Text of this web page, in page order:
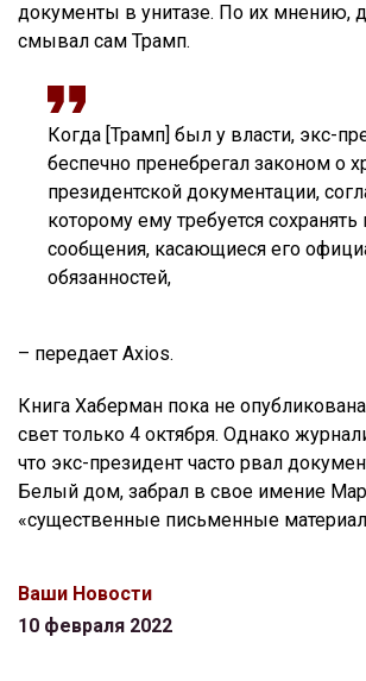
документы в унитазе. По их мнению,
смывал сам Трамп.
Когда [Трамп] был у власти, экс-
беспечно пренебрегал законом о
президентской документации,
которому ему требуется
сообщения, касающиеся его
обязанностей,
– передает Axios.
Книга Хаберман пока не
свет только 4 октября. Однако
что экс-президент часто рвал
Белый дом, забрал в свое имение
«существенные письменные
Ваши Новости
10 февраля 2022